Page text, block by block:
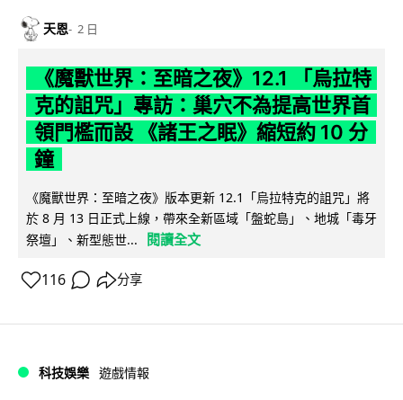
天恩 2 日
《魔獸世界：至暗之夜》12.1 「烏拉特
克的詛咒」專訪：巢穴不為提高世界首
領門檻而設 《諸王之眠》縮短約 10 分
鐘
《魔獸世界：至暗之夜》版本更新 12.1「烏拉特克的詛咒」將
於 8 月 13 日正式上線，帶來全新區域「盤蛇島」、地城「毒牙
祭壇」、新型態世...
閱讀全文
116 分享
科技娛樂 遊戲情報